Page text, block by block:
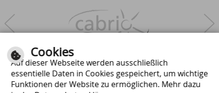
Cookies
Auf dieser Webseite werden ausschließlich
essentielle Daten in Cookies gespeichert, um wichtige
Funktionen der Website zu ermöglichen. Mehr dazu